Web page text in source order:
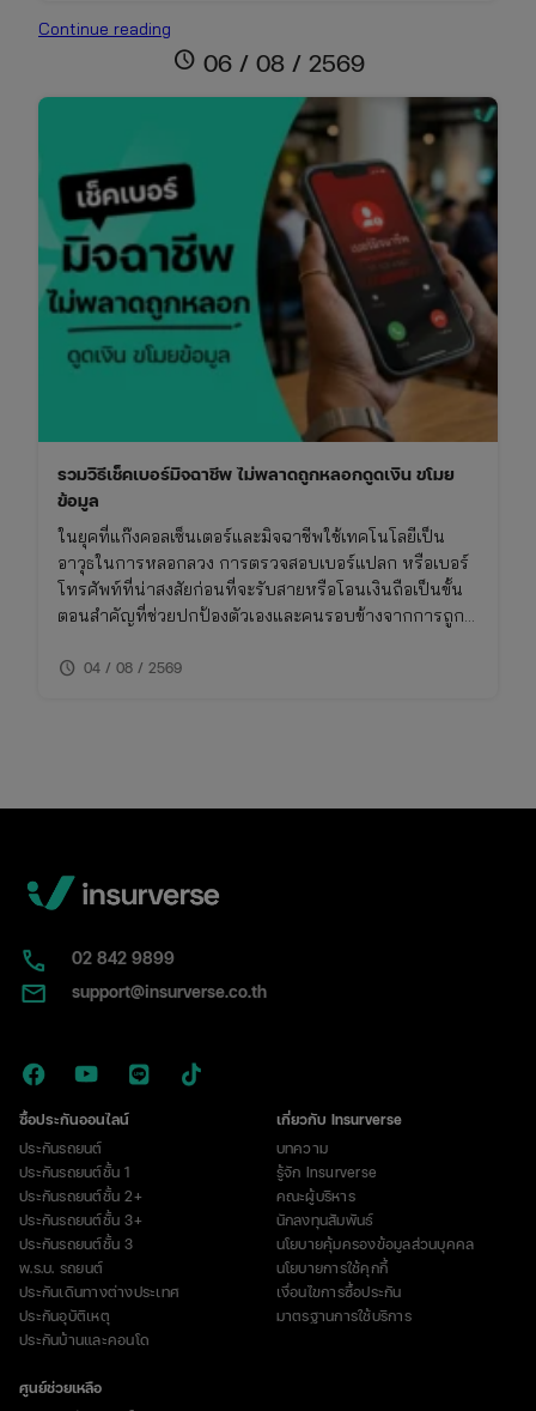
Continue reading
วันพระ
เช็ก
วัน
มงคล
ไทย-
จีน
และ
เทศกาล
สารท
จีน
schedule 06 / 08 / 2569
รวมวิธีเช็คเบอร์มิจฉาชีพ ไม่พลาดถูกหลอกดูดเงิน ขโมย
ข้อมูล
ในยุคที่แก๊งคอลเซ็นเตอร์และมิจฉาชีพใช้เทคโนโลยีเป็น
อาวุธในการหลอกลวง การตรวจสอบเบอร์แปลก หรือเบอร์
โทรศัพท์ที่น่าสงสัยก่อนที่จะรับสายหรือโอนเงินถือเป็นขั้น
ตอนสำคัญที่ช่วยปกป้องตัวเองและคนรอบข้างจากการถูก
ต้องและใช้เครื่องมือที่เหมาะสม บทความนี้จึงรวบรวมวิธี
schedule 04 / 08 / 2569
02​ 842 9899
support@insurverse.co.th
ซื้อประกันออนไลน์
ประกันรถยนต์
ประกันรถยนต์ชั้น 1
ประกันรถยนต์ชั้น 2+
ประกันรถยนต์ชั้น 3+
ประกันรถยนต์ชั้น 3
พ.ร.บ. รถยนต์
ประกันเดินทางต่างประเทศ
ประกันอุบัติเหตุ
ประกันบ้านและคอนโด
เกี่ยวกับ Insurverse
บทความ
รู้จัก Insurverse
คณะผู้บริหาร
นักลงทุนสัมพันธ์
นโยบายคุ้มครองข้อมูลส่วนบุคคล
นโยบายการใช้คุกกี้
เงื่อนไขการซื้อประกัน
มาตรฐานการใช้บริการ
ศูนย์ช่วยเหลือ